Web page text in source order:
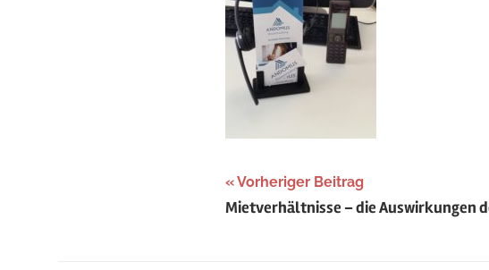
Beitragsnavigation
Vorheriger Beitrag
Mietverhältnisse – die Auswirkungen